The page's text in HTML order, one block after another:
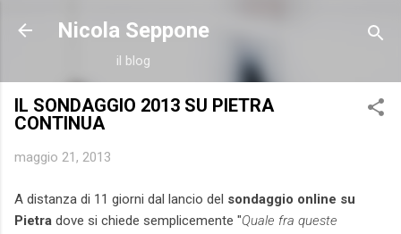
Passa ai contenuti principali
Nicola Seppone
il blog
IL SONDAGGIO 2013 SU PIETRA
CONTINUA
maggio 21, 2013
A distanza di 11 giorni dal lancio del sondaggio online su
Pietra dove si chiede semplicemente "Quale fra queste